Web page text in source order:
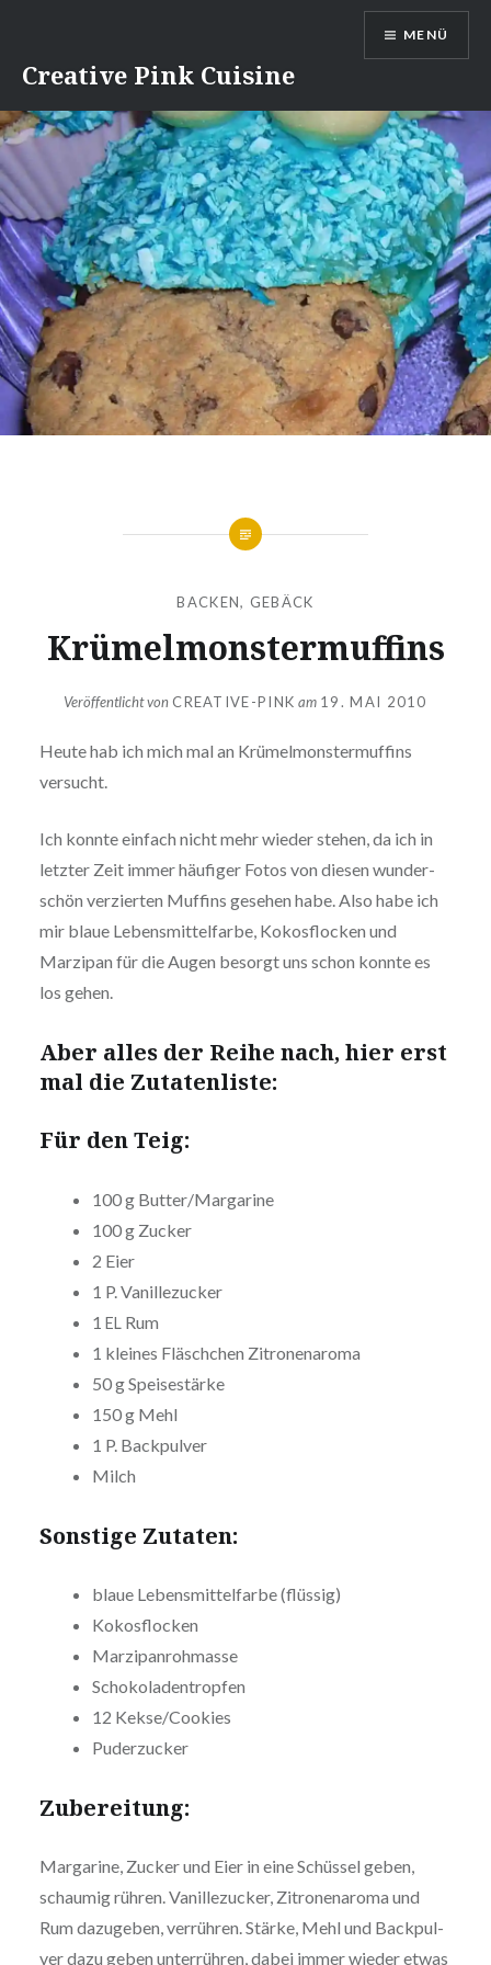
InhaltCreative Pink Cuisine
MENÜ
BACKEN, GEBÄCK
Krü­mel­mons­ter­muf­fins
Veröffentlicht von CREATIVE-PINK am 19. MAI 2010
Heute hab ich mich mal an Krü­mel­mons­ter­muf­fins
versucht.
Ich konnte einfach nicht mehr wieder stehen, da ich in
letzter Zeit immer häufiger Fotos von diesen wun­der­
schön ver­zier­ten Muffins gesehen habe. Also habe ich
mir blaue Lebens­mit­tel­far­be, Kokos­flo­cken und
Marzipan für die Augen besorgt uns schon konnte es
los gehen.
Aber alles der Reihe nach, hier erst
mal die Zutatenliste:
Für den Teig:
100 g Butter/Margarine
100 g Zucker
2 Eier
1 P. Vanillezucker
1 EL Rum
1 kleines Fläsch­chen Zitronenaroma
50 g Speisestärke
150 g Mehl
1 P. Backpulver
Milch
Sonstige Zutaten:
blaue Lebens­mit­tel­far­be (flüssig)
Kokos­flo­cken
Mar­zi­pan­roh­mas­se
Scho­ko­la­den­trop­fen
12 Kekse/Cookies
Puder­zu­cker
Zube­rei­tung:
Margarine, Zucker und Eier in eine Schüssel geben,
schaumig rühren. Vanil­le­zu­cker, Zitro­nen­aro­ma und
Rum dazugeben, verrühren. Stärke, Mehl und Back­pul­
ver dazu geben unter­rüh­ren, dabei immer wieder etwas